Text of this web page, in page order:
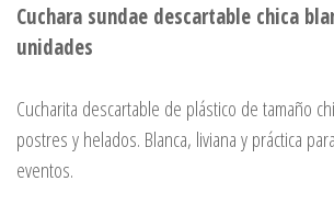
Cuchara sundae descartable chica
unidades
Cucharita descartable de plástico de tamaño
postres y helados. Blanca, liviana y práctica
eventos.